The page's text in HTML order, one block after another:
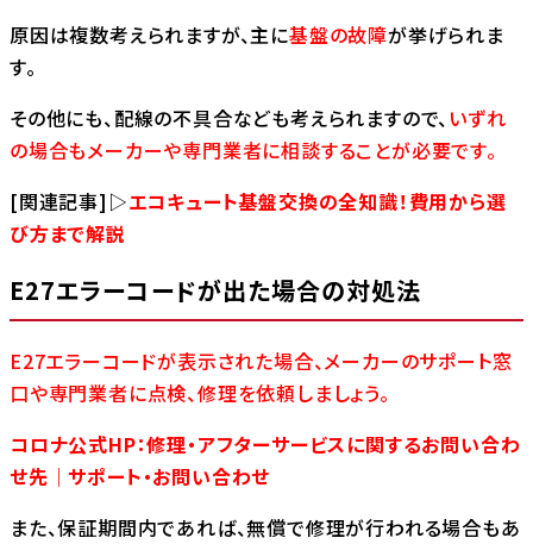
原因は複数考えられますが、主に基盤の故障が挙げられま
す。
その他にも、配線の不具合なども考えられますので、 いずれ
の場合もメーカーや専門業者に相談することが必要です。
[関連記事]▷エコキュート基盤交換の全知識！費用から選
び方まで解説
E27エラーコードが出た場合の対処法
E27エラーコードが表示された場合、メーカーのサポート窓
口や専門業者に点検、修理を依頼しましょう。
コロナ公式HP：修理・アフターサービスに関するお問い合わ
せ先｜サポート・お問い合わせ
また、保証期間内であれば、無償で修理が行われる場合もあ